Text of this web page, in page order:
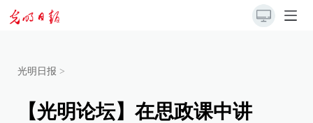
光明日报 >
【光明论坛】在思政课中讲